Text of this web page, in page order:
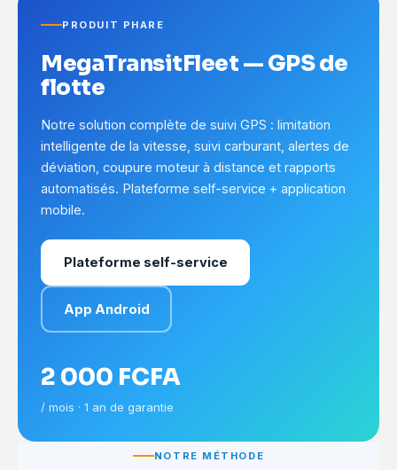
PRODUIT PHARE
MegaTransitFleet — GPS de
flotte
Notre solution complète de suivi GPS : limitation
intelligente de la vitesse, suivi carburant, alertes de
déviation, coupure moteur à distance et rapports
automatisés. Plateforme self-service + application
mobile.
Plateforme self-service
App Android
2 000 FCFA
/ mois · 1 an de garantie
NOTRE MÉTHODE